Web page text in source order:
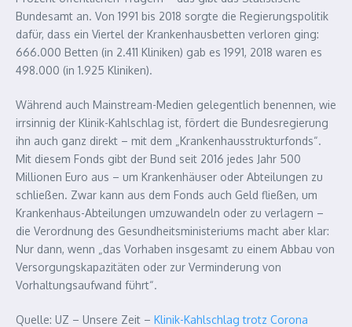
Bundesamt an. Von 1991 bis 2018 sorgte die Regierungspolitik
dafür, dass ein Viertel der Krankenhausbetten verloren ging:
666.000 Betten (in 2.411 Kliniken) gab es 1991, 2018 waren es
498.000 (in 1.925 Kliniken).
Während auch Mainstream-Medien gelegentlich benennen, wie
irrsinnig der Klinik-Kahlschlag ist, fördert die Bundesregierung
ihn auch ganz direkt – mit dem „Krankenhausstrukturfonds“.
Mit diesem Fonds gibt der Bund seit 2016 jedes Jahr 500
Millionen Euro aus – um Krankenhäuser oder Abteilungen zu
schließen. Zwar kann aus dem Fonds auch Geld fließen, um
Krankenhaus-Abteilungen umzuwandeln oder zu verlagern –
die Verordnung des Gesundheitsministeriums macht aber klar:
Nur dann, wenn „das Vorhaben insgesamt zu einem Abbau von
Versorgungskapazitäten oder zur Verminderung von
Vorhaltungsaufwand führt“.
Quelle: UZ – Unsere Zeit – Klinik-Kahlschlag trotz Corona